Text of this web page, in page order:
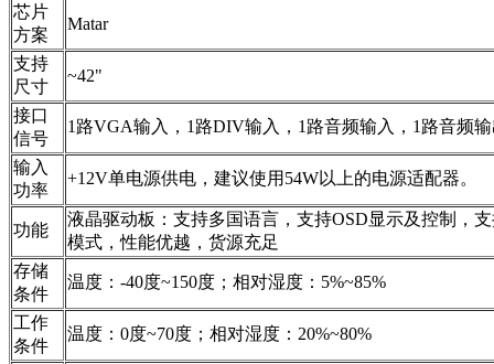
芯片
方案
Matar
支持
尺寸
~42"
接口
信号
1路VGA输入，1路DIV输入，1路音频输入，1路音频
输入
功率
+12V单电源供电，建议使用54W以上的电源适配器。
功能
液晶驱动板：支持多国语言，支持OSD显示及控制，
模式，性能优越，货源充足
存储
条件
温度：-40度~150度；相对湿度：5%~85%
工作
条件
温度：0度~70度；相对湿度：20%~80%